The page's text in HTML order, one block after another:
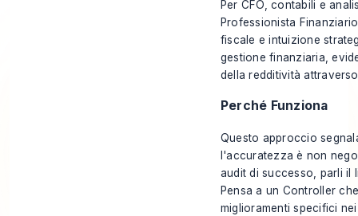
Per CFO, contabili e
Professionista
fiscale e intuizione
gestione finanziaria,
della redditività
Perché Funziona
Questo approccio
l'accuratezza è non
audit di successo, parli il
Pensa a un Controller
miglioramenti specifici